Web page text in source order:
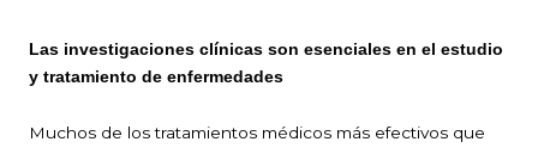
Las investigaciones clínicas son esenciales en el estudio
y tratamiento de enfermedades
Muchos de los tratamientos médicos más efectivos que